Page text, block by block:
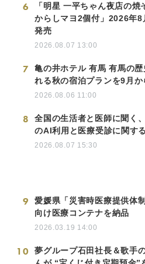
6
「明星 一平ちゃん夜店の焼
からしマヨ2個付」2026年
発売
2026.08.07 13:00
7
亀の井ホテル 有馬 有馬の
れる秋の宿泊プランを9月か
2026.08.06 11:00
8
全国の生活者と医師に聞く
のAI利用と医療受診に関す
2026.08.07 15:30
9
愛媛県「災害時医療提供体
向け医療コンテナを納品
2026.03.19 14:00
10
夢グループ石田社長＆歌手